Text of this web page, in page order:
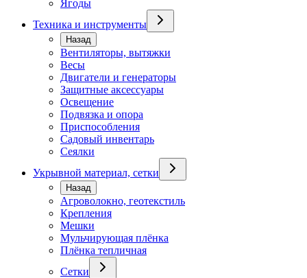
Ягоды
Техника и инструменты
Назад
Вентиляторы, вытяжки
Весы
Двигатели и генераторы
Защитные аксессуары
Освещение
Подвязка и опора
Приспособления
Садовый инвентарь
Сеялки
Укрывной материал, сетки
Назад
Агроволокно, геотекстиль
Крепления
Мешки
Мульчирующая плёнка
Плёнка тепличная
Сетки